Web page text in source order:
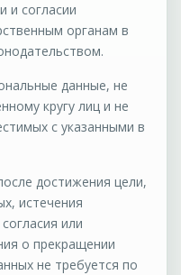
и согласии
органам в
данные, не
кругу лиц и не
с указанными в
достижения цели,
истечения
или
о прекращении
не требуется по